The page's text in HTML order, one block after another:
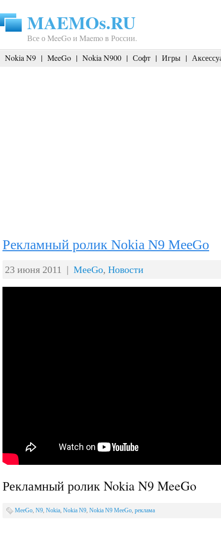
MAEMOs.RU
Все о MeeGo и Maemo в России.
Nokia N9 | MeeGo | Nokia N900 | Софт | Игры |
Рекламный ролик Nokia N9 MeeGo
23 июня 2011 | MeeGo, Новости
Рекламный ролик Nokia N9 MeeGo
MeeGo, N9, Nokia, Nokia N9, Nokia N9 MeeGo, реклама